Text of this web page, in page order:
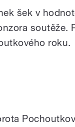
šek v
soutěže.
roku.